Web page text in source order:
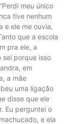
meu único
tive nenhum
e ele me ouvia,
que a escola
pra ele, a
sei porque isso
em
a mãe
uma ligação
disse que ele
Eu perguntei o
e ela